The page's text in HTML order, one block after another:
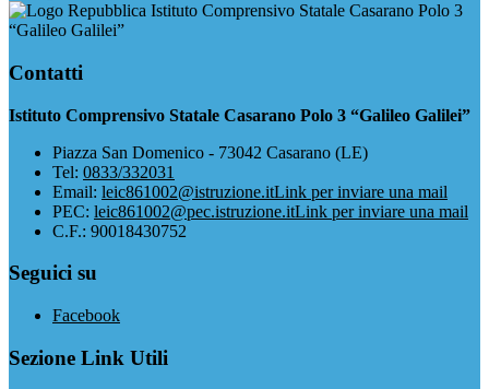
Istituto Comprensivo Statale Casarano Polo 3
“Galileo Galilei”
Contatti
Istituto Comprensivo Statale Casarano Polo 3 “Galileo Galilei”
Piazza San Domenico - 73042 Casarano (LE)
Tel: 0833/332031
Email: leic861002@istruzione.itLink per inviare una mail
PEC: leic861002@pec.istruzione.itLink per inviare una mail
C.F.: 90018430752
Seguici su
Facebook
Sezione Link Utili